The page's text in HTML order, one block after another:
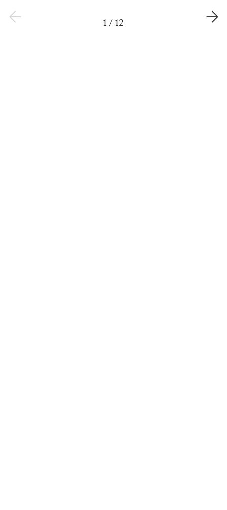
1 /12